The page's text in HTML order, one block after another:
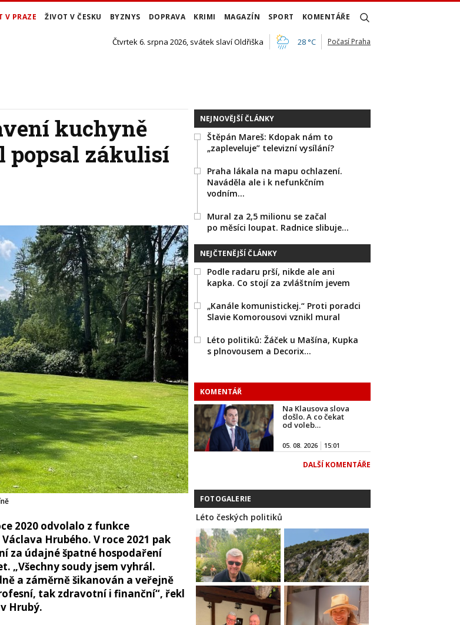
V PRAZE ŽIVOT V ČESKU BYZNYS DOPRAVA KRIMI MAGAZÍN SPORT KOMENTÁŘE
Čtvrtek 6. srpna 2026, svátek slaví Oldřiška 28 °C Počasí Praha
kuchyně
popsal zákulisí
2020 odvolalo z funkce
Hrubého. V roce 2021 pak
za údajné špatné hospodaření
„Všechny soudy jsem vyhrál.
a záměrně šikanován a veřejně
tak zdravotní i finanční“, řekl
Hrubý.
NEJNOVĚJŠÍ ČLÁNKY
Štěpán Mareš: Kdopak nám to
„zapleveluje” televizní vysílání?
Praha lákala na mapu ochlazení.
Naváděla ale i k nefunkčním
vodním…
Mural za 2,5 milionu se začal
po měsíci loupat. Radnice slibuje…
NEJČTENĚJŠÍ ČLÁNKY
Podle radaru prší, nikde ale ani
kapka. Co stojí za zvláštním jevem
„Kanále komunistickej.“ Proti poradci
Slavie Komorousovi vznikl mural
Léto politiků: Žáček u Mašína, Kupka
s plnovousem a Decorix…
KOMENTÁŘ
Na Klausova slova
došlo. A co čekat
od voleb…
05. 08. 2026 15:01
DALŠÍ KOMENTÁŘE
FOTOGALERIE
Léto českých politiků